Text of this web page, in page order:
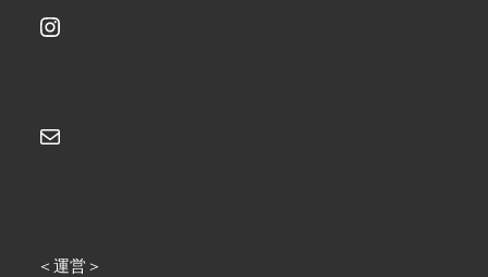
Instagram
メール
＜運営＞